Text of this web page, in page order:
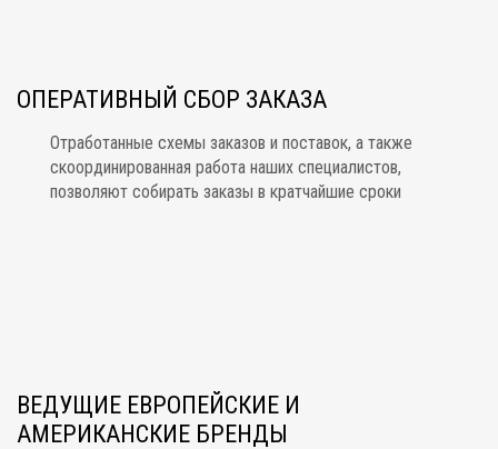
ОПЕРАТИВНЫЙ СБОР ЗАКАЗА
Отработанные схемы заказов и поставок, а также
скоординированная работа наших специалистов,
позволяют собирать заказы в кратчайшие сроки
ВЕДУЩИЕ ЕВРОПЕЙСКИЕ И
АМЕРИКАНСКИЕ БРЕНДЫ